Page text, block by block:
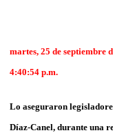
martes, 25 de septiembre
4:40:54 p.m.
Lo aseguraron
Díaz-Canel, durante una